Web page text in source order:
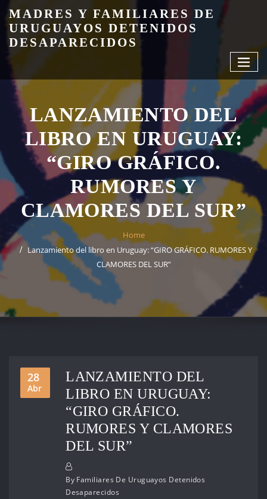
content
MADRES Y FAMILIARES DE
URUGUAYOS DETENIDOS
DESAPARECIDOS
LANZAMIENTO DEL
LIBRO EN URUGUAY:
“GIRO GRÁFICO.
RUMORES Y
CLAMORES DEL SUR”
Home
Lanzamiento del libro en Uruguay: “GIRO GRÁFICO. RUMORES Y
CLAMORES DEL SUR”
28
Abr
LANZAMIENTO DEL
LIBRO EN URUGUAY:
“GIRO GRÁFICO.
RUMORES Y CLAMORES
DEL SUR”
By Familiares De Uruguayos Detenidos
Desaparecidos